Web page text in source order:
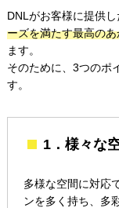
DNLがお客様に提供
ーズを満たす最高の
ます。
そのために、3つのポ
す。
1．様々な
多様な空間に対応
ンを多く持ち、多